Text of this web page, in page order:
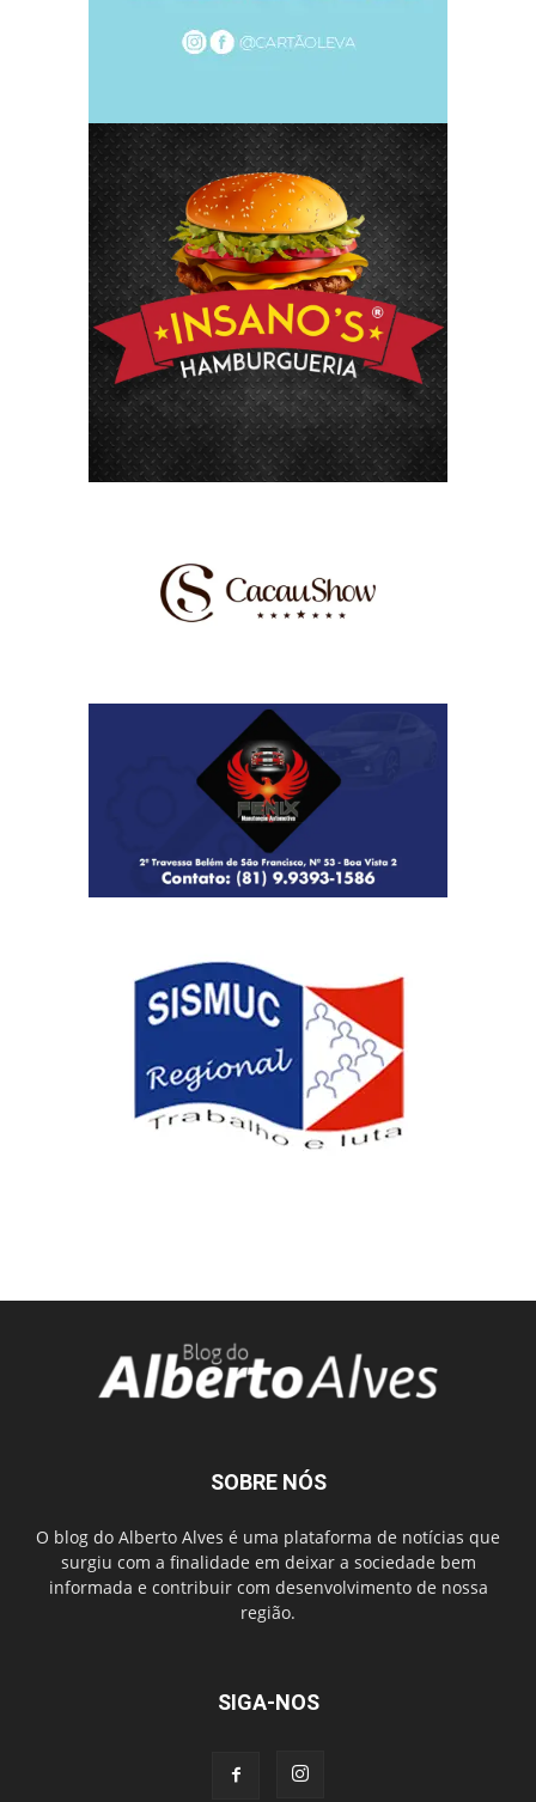
SOBRE NÓS
O blog do Alberto Alves é uma plataforma de notícias que
surgiu com a finalidade em deixar a sociedade bem
informada e contribuir com desenvolvimento de nossa
região.
SIGA-NOS